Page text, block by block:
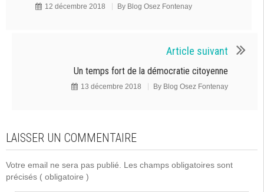
12 décembre 2018 By Blog Osez Fontenay
Article suivant
Un temps fort de la démocratie citoyenne
13 décembre 2018 By Blog Osez Fontenay
LAISSER UN COMMENTAIRE
Votre email ne sera pas publié. Les champs obligatoires sont
précisés ( obligatoire )